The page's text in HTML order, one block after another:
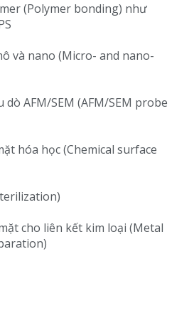
(Polymer bonding) như
và nano (Micro- and nano-
dò AFM/SEM (AFM/SEM probe
hóa học (Chemical surface
cho liên kết kim loại (Metal